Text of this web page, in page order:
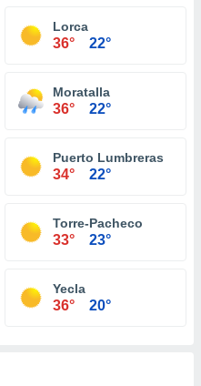
Lorca
36° 22°
Moratalla
36° 22°
Puerto Lumbreras
34° 22°
Torre-Pacheco
33° 23°
Yecla
36° 20°